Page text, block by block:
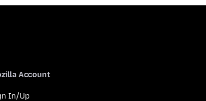
Account
In/Up